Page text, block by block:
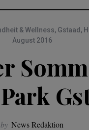
& Wellness, Gstaad ,
August 2016
by News Redaktion